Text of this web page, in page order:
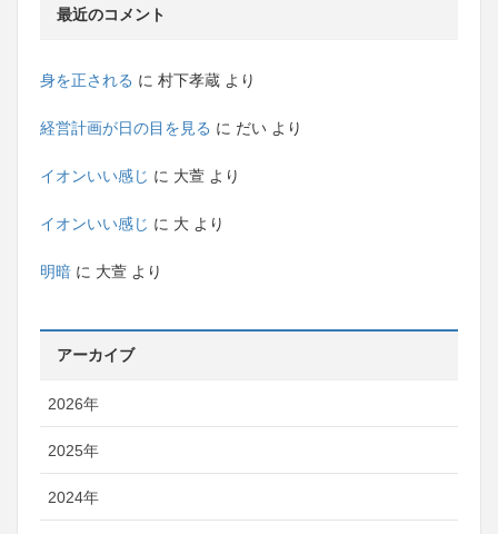
最近のコメント
身を正される に 村下孝蔵 より
経営計画が日の目を見る に だい より
イオンいい感じ に 大萱 より
イオンいい感じ に 大 より
明暗 に 大萱 より
アーカイブ
2026年
2025年
2024年